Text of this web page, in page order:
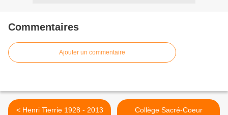
Commentaires
Ajouter un commentaire
< Henri Tierrie 1928 - 2013
Collège Sacré-Coeur